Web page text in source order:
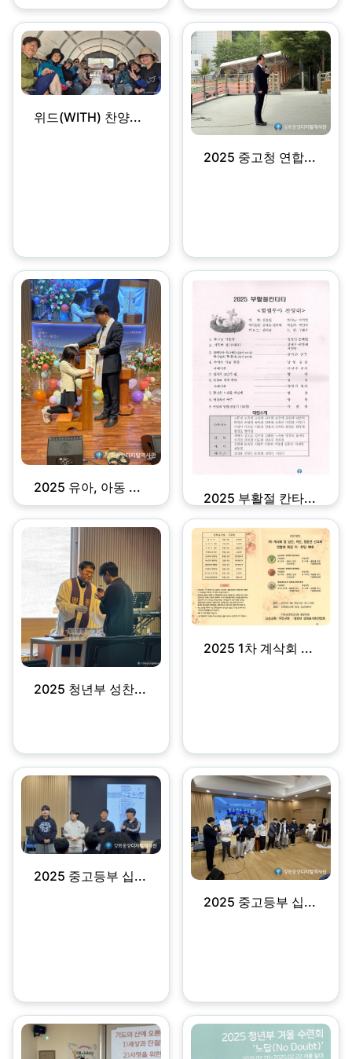
위드(WITH) 찬양...
2025 중고청 연합...
2025 유아, 아동 ...
2025 부활절 칸타...
2025 청년부 성찬...
2025 1차 계삭회 ...
2025 중고등부 십...
2025 중고등부 십...